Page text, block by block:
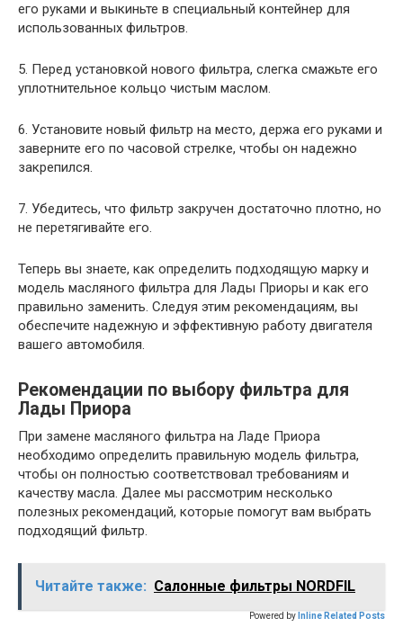
его руками и выкиньте в специальный контейнер для
использованных фильтров.
5. Перед установкой нового фильтра, слегка смажьте его
уплотнительное кольцо чистым маслом.
6. Установите новый фильтр на место, держа его руками и
заверните его по часовой стрелке, чтобы он надежно
закрепился.
7. Убедитесь, что фильтр закручен достаточно плотно, но
не перетягивайте его.
Теперь вы знаете, как определить подходящую марку и
модель масляного фильтра для Лады Приоры и как его
правильно заменить. Следуя этим рекомендациям, вы
обеспечите надежную и эффективную работу двигателя
вашего автомобиля.
Рекомендации по выбору фильтра для
Лады Приора
При замене масляного фильтра на Ладе Приора
необходимо определить правильную модель фильтра,
чтобы он полностью соответствовал требованиям и
качеству масла. Далее мы рассмотрим несколько
полезных рекомендаций, которые помогут вам выбрать
подходящий фильтр.
Читайте также: Салонные фильтры NORDFIL
Powered by Inline Related Posts